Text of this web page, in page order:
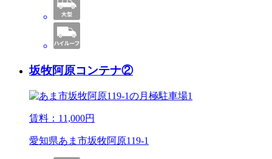
坂牧阿原コンテナ②
賃料： 11,000円
愛知県あま市坂牧阿原119-1